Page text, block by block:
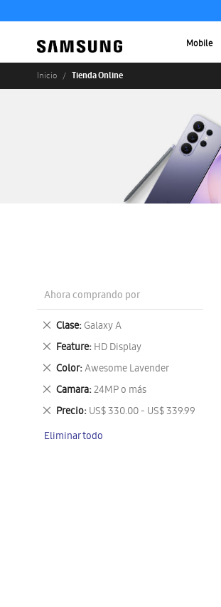
Mobile
Inicio Tienda Online
Ahora comprando por
Clase Galaxy A
Eliminar
este
artículo
Feature HD Display
Eliminar
este
artículo
Color Awesome Lavender
Eliminar
este
artículo
Camara 24MP o más
Eliminar
este
artículo
Precio US$ 330.00 - US$ 339.99
Eliminar
artículo
Eliminar todo